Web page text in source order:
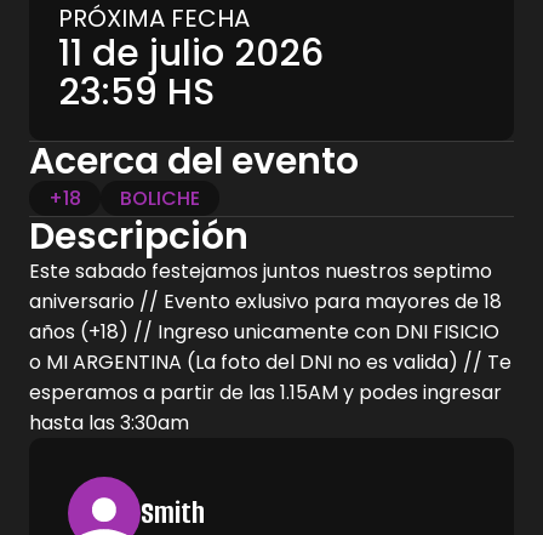
PRÓXIMA FECHA
11 de julio 2026
23:59 HS
Acerca del evento
+18 BOLICHE
Descripción
Este sabado festejamos juntos nuestros septimo
aniversario // Evento exlusivo para mayores de 18
años (+18) // Ingreso unicamente con DNI FISICIO
o MI ARGENTINA (La foto del DNI no es valida) // Te
esperamos a partir de las 1.15AM y podes ingresar
hasta las 3:30am
Smith